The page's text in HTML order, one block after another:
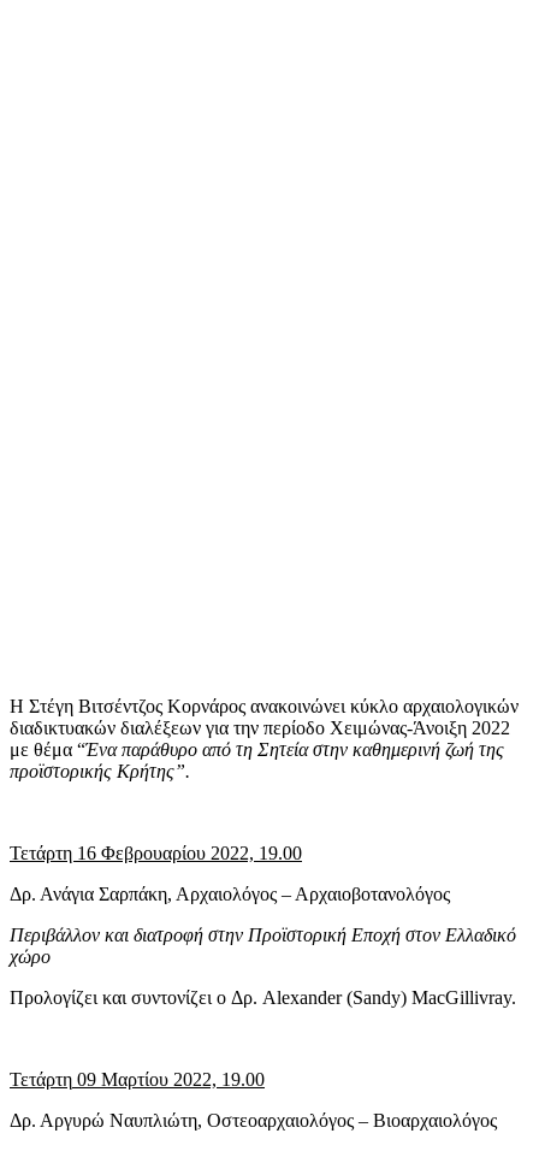
Η Στέγη Βιτσέντζος Κορνάρος ανακοινώνει κύκλο αρχαιολογικών
διαδικτυακών διαλέξεων για την περίοδο Χειμώνας-Άνοιξη 2022
με θέμα “Ένα παράθυρο από τη Σητεία στην καθημερινή ζωή της
προϊστορικής Κρήτης”.
Τετάρτη 16 Φεβρουαρίου 2022, 19.00
Δρ. Ανάγια Σαρπάκη, Αρχαιολόγος – Αρχαιοβοτανολόγος
Περιβάλλον και διατροφή στην Προϊστορική Εποχή στον Ελλαδικό
χώρο
Προλογίζει και συντονίζει o Δρ. Alexander (Sandy) MacGillivray.
Τετάρτη 09 Μαρτίου 2022, 19.00
Δρ. Αργυρώ Ναυπλιώτη, Οστεοαρχαιολόγος – Βιοαρχαιολόγος